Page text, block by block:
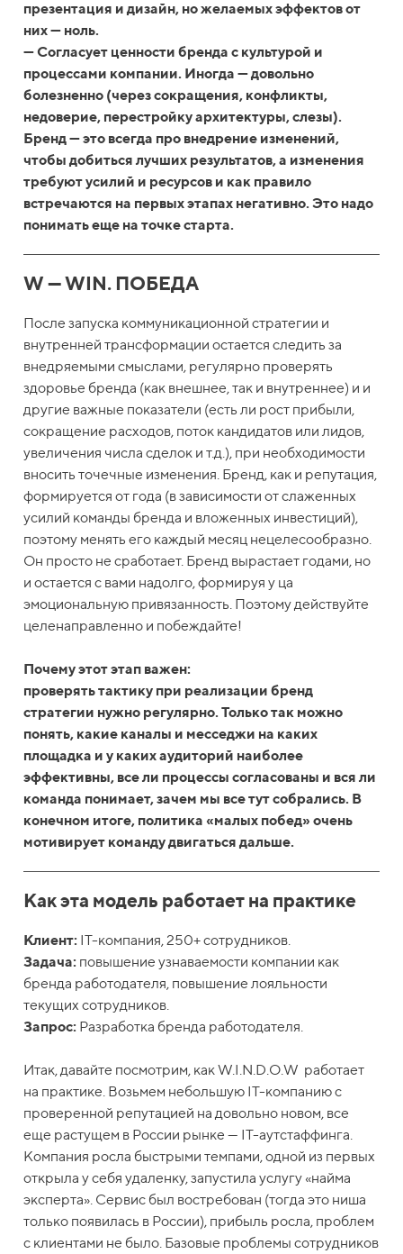
презентация и дизайн, но желаемых эффектов от
них — ноль.
— Согласует ценности бренда с культурой и
процессами компании. Иногда — довольно
болезненно (через сокращения, конфликты,
недоверие, перестройку архитектуры, слезы).
Бренд — это всегда про внедрение изменений,
чтобы добиться лучших результатов, а изменения
требуют усилий и ресурсов и как правило
встречаются на первых этапах негативно. Это надо
понимать еще на точке старта.
W — WIN. ПОБЕДА
После запуска коммуникационной стратегии и
внутренней трансформации остается следить за
внедряемыми смыслами, регулярно проверять
здоровье бренда (как внешнее, так и внутреннее) и и
другие важные показатели (есть ли рост прибыли,
сокращение расходов, поток кандидатов или лидов,
увеличения числа сделок и т.д.), при необходимости
вносить точечные изменения. Бренд, как и репутация,
формируется от года (в зависимости от слаженных
усилий команды бренда и вложенных инвестиций),
поэтому менять его каждый месяц нецелесообразно.
Он просто не сработает. Бренд вырастает годами, но
и остается с вами надолго, формируя у ца
эмоциональную привязанность. Поэтому действуйте
целенаправленно и побеждайте!
Почему этот этап важен:
проверять тактику при реализации бренд
стратегии нужно регулярно. Только так можно
понять, какие каналы и месседжи на каких
площадка и у каких аудиторий наиболее
эффективны, все ли процессы согласованы и вся ли
команда понимает, зачем мы все тут собрались. В
конечном итоге, политика «малых побед» очень
мотивирует команду двигаться дальше.
Как эта модель работает на практике
Клиент: IT-компания, 250+ сотрудников.
Задача: повышение узнаваемости компании как
бренда работодателя, повышение лояльности
текущих сотрудников.
Запрос: Разработка бренда работодателя.
Итак, давайте посмотрим, как W.I.N.D.O.W работает
на практике. Возьмем небольшую IT-компанию с
проверенной репутацией на довольно новом, все
еще растущем в России рынке — IT-аутстаффинга.
Компания росла быстрыми темпами, одной из первых
открыла у себя удаленку, запустила услугу «найма
эксперта». Сервис был востребован (тогда это ниша
только появилась в России), прибыль росла, проблем
с клиентами не было. Базовые проблемы сотрудников